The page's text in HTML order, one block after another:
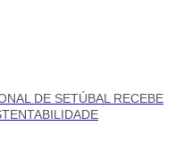
DE SETÚBAL RECEBE